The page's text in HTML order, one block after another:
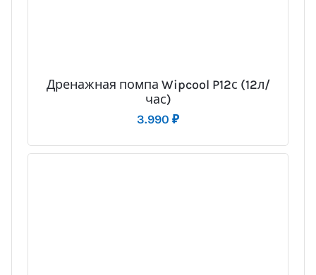
Дренажная помпа Wipcool P12с (12л/
час)
3.990 ₽